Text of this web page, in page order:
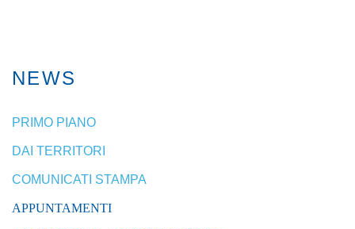
NEWS
PRIMO PIANO
DAI TERRITORI
COMUNICATI STAMPA
APPUNTAMENTI